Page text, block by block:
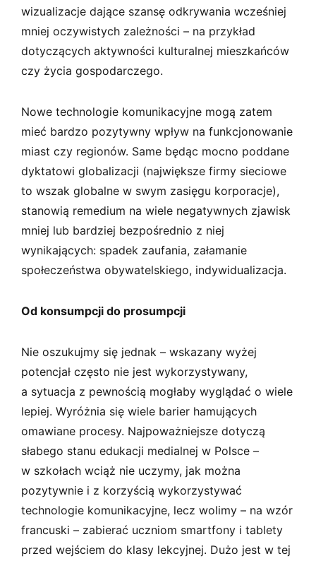
wizualizacje dające szansę odkrywania wcześniej
mniej oczywistych zależności – na przykład
dotyczących aktywności kulturalnej mieszkańców
czy życia gospodarczego.
Nowe technologie komunikacyjne mogą zatem
mieć bardzo pozytywny wpływ na funkcjonowanie
miast czy regionów. Same będąc mocno poddane
dyktatowi globalizacji (największe firmy sieciowe
to wszak globalne w swym zasięgu korporacje),
stanowią remedium na wiele negatywnych zjawisk
mniej lub bardziej bezpośrednio z niej
wynikających: spadek zaufania, załamanie
społeczeństwa obywatelskiego, indywidualizacja.
Od konsumpcji do prosumpcji
Nie oszukujmy się jednak – wskazany wyżej
potencjał często nie jest wykorzystywany,
a sytuacja z pewnością mogłaby wyglądać o wiele
lepiej. Wyróżnia się wiele barier hamujących
omawiane procesy. Najpoważniejsze dotyczą
słabego stanu edukacji medialnej w Polsce –
w szkołach wciąż nie uczymy, jak można
pozytywnie i z korzyścią wykorzystywać
technologie komunikacyjne, lecz wolimy – na wzór
francuski – zabierać uczniom smartfony i tablety
przed wejściem do klasy lekcyjnej. Dużo jest w tej